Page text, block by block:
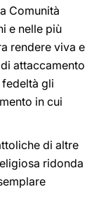
Comunità
e nelle più
rendere viva e
attaccamento
gli
in cui
di altre
ridonda